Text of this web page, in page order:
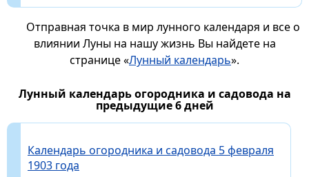
Отправная точка в мир лунного календаря и все о
влиянии Луны на нашу жизнь Вы найдете на
странице «Лунный календарь».
Лунный календарь огородника и садовода на
предыдущие 6 дней
Календарь огородника и садовода 5 февраля
1903 года